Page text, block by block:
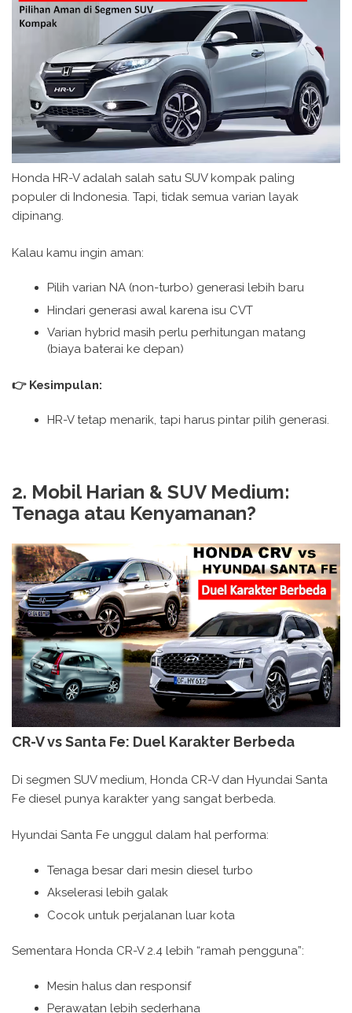
Honda HR-V adalah salah satu SUV kompak paling
populer di Indonesia. Tapi, tidak semua varian layak
dipinang.
Kalau kamu ingin aman:
Pilih varian NA (non-turbo) generasi lebih baru
Hindari generasi awal karena isu CVT
Varian hybrid masih perlu perhitungan matang
(biaya baterai ke depan)
👉 Kesimpulan:
HR-V tetap menarik, tapi harus pintar pilih generasi.
2. Mobil Harian & SUV Medium:
Tenaga atau Kenyamanan?
CR-V vs Santa Fe: Duel Karakter Berbeda
Di segmen SUV medium, Honda CR-V dan Hyundai Santa
Fe diesel punya karakter yang sangat berbeda.
Hyundai Santa Fe unggul dalam hal performa:
Tenaga besar dari mesin diesel turbo
Akselerasi lebih galak
Cocok untuk perjalanan luar kota
Sementara Honda CR-V 2.4 lebih “ramah pengguna”:
Mesin halus dan responsif
Perawatan lebih sederhana